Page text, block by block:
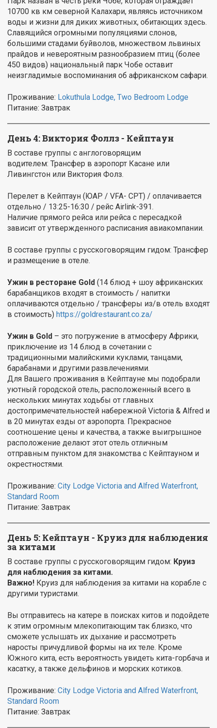
10700 кв км северной Калахари, являясь источником
воды и жизни для диких животных, обитающих здесь.
Славящийся огромными популяциями слонов,
большими стадами буйволов, множеством львиных
прайдов и невероятным разнообразием птиц (более
450 видов) национальный парк Чобе оставит
неизгладимые воспоминания об африканском сафари.
Проживание: Lokuthula Lodge, Two Bedroom Lodge
Питание: Завтрак
День 4: Виктория Фоллз - Кейптаун
В составе группы с англоговорящим
водителем: Трансфер в аэропорт Касане или
Ливингстон или Виктория Фолз.
Перелет в Кейптаун (ЮАР / VFA- CPT) / оплачивается
отдельно / 13:25-16:30 / рейс Airlink-391.
Наличие прямого рейса или рейса с пересадкой
зависит от утвержденного расписания авиакомпании.
В составе группы с русскоговорящим гидом: Трансфер
и размещение в отеле.
Ужин в ресторане Gold (14 блюд + шоу африканских
барабанщиков входят в стоимость / напитки
оплачиваются отдельно / трансферы из/в отель входят
в стоимость) https://goldrestaurant.co.za/
Ужин в Gold – это погружение в атмосферу Африки,
приключение из 14 блюд в сочетании с
традиционными малийскими куклами, танцами,
барабанами и другими развлечениями.
Для Вашего проживания в Кейптауне мы подобрали
уютный городской отель, расположенный всего в
нескольких минутах ходьбы от главных
достопримечательностей набережной Victoria & Alfred и
в 20 минутах езды от аэропорта. Прекрасное
соотношение цены и качества, а также выигрышное
расположение делают этот отель отличным
отправным пунктом для знакомства с Кейптауном и
окрестностями.
Проживание: City Lodge Victoria and Alfred Waterfront,
Standard Room
Питание: Завтрак
День 5: Кейптаун - Круиз для наблюдения
за китами
В составе группы с русскоговорящим гидом: Круиз
для наблюдения за китами.
Важно! Круиз для наблюдения за китами на корабле с
другими туристами.
Вы отправитесь на катере в поисках китов и подойдете
к этим огромным млекопитающим так близко, что
сможете услышать их дыхание и рассмотреть
наросты причудливой формы на их теле. Кроме
Южного кита, есть вероятность увидеть кита-горбача и
касатку, а также дельфинов и морских котиков.
Проживание: City Lodge Victoria and Alfred Waterfront,
Standard Room
Питание: Завтрак